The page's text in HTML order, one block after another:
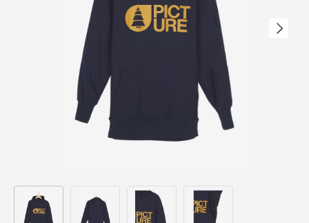
Nächste